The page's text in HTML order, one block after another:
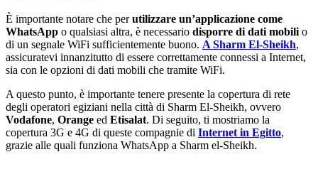
È importante notare che perutilizzare un’applicazione come
WhatsApp o qualsiasi altra, è necessario disporre di dati mobili o
di un segnale WiFi sufficientemente buono. A Sharm El-Sheikh,
assicuratevi innanzitutto di essere correttamente connessi a Internet,
sia con le opzioni di dati mobili che tramite WiFi.
A questo punto, è importante tenere presente la copertura di rete
degli operatori egiziani nella città di Sharm El-Sheikh, ovvero
Vodafone, Orange ed Etisalat. Di seguito, ti mostriamo la
copertura 3G e 4G di queste compagnie di Internet in Egitto,
grazie alle quali funziona WhatsApp a Sharm el-Sheikh.